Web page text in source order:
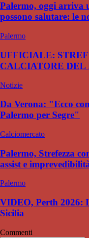
Palermo, oggi arriva
possono salutare: le
Palermo
UFFICIALE:
CALCIATORE DEL
Notizie
Da Verona: "Ecco
Palermo per Segre"
Calciomercato
Palermo, Strefezza
assist e
Palermo
VIDEO, Perth 2026:
Sicilia
Commenti